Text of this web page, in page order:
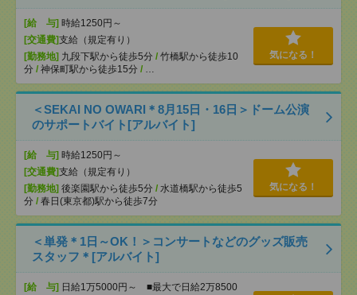
[給 与] 時給1250円～
[交通費]支給（規定有り）
[勤務地] 九段下駅から徒歩5分 / 竹橋駅から徒歩10
分 / 神保町駅から徒歩15分 / …
気になる！
＜SEKAI NO OWARI＊8月15日・16日＞ドーム公演
のサポートバイト[アルバイト]
[給 与] 時給1250円～
[交通費]支給（規定有り）
[勤務地] 後楽園駅から徒歩5分 / 水道橋駅から徒歩5
分 / 春日(東京都)駅から徒歩7分
気になる！
＜単発＊1日～OK！＞コンサートなどのグッズ販売
スタッフ＊[アルバイト]
[給 与] 日給1万5000円～ ■最大で日給2万8500